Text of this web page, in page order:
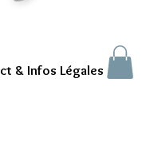
& Infos Légales